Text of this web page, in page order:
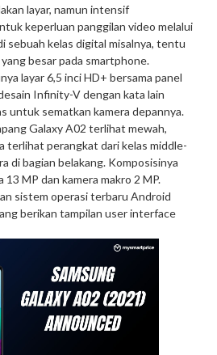
layar, namun intensif
keperluan panggilan video melalui
sebuah kelas digital misalnya, tentu
besar pada smartphone.
layar 6,5 inci HD+ bersama panel
Infinity-V dengan kata lain
untuk sematkan kamera depannya.
Galaxy A02 terlihat mewah,
terlihat perangkat dari kelas middle-
di bagian belakang. Komposisinya
MP dan kamera makro 2 MP.
sistem operasi terbaru Android
berikan tampilan user interface